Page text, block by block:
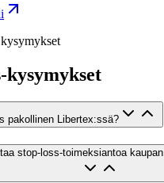
kysymykset
pakollinen Libertex:ssä?
stop-loss-toimeksiantoa